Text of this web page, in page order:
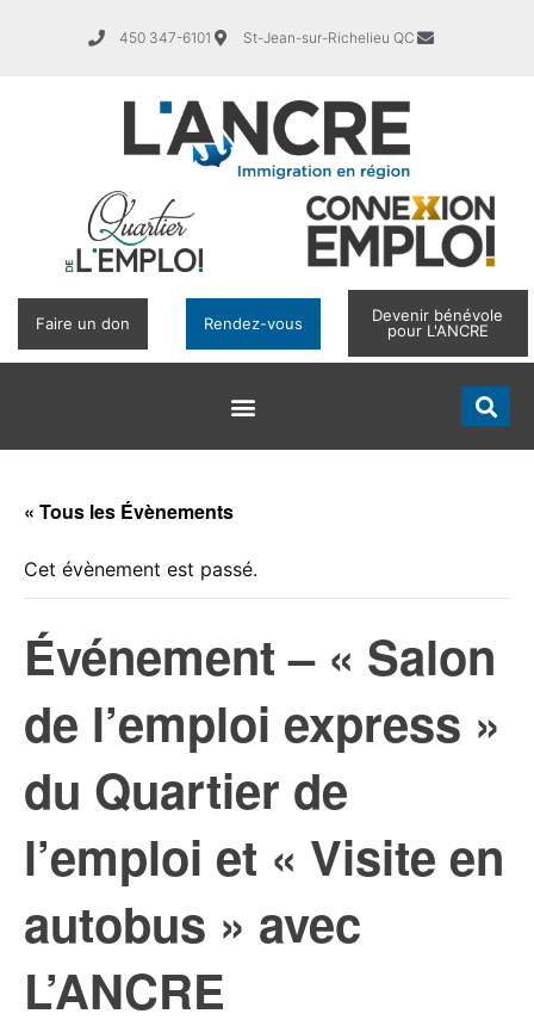
450 347-6101 St-Jean-sur-Richelieu QC
Faire un don Rendez-vous
Devenir bénévole
pour L'ANCRE
« Tous les Évènements
Cet évènement est passé.
Événement – « Salon
de l’emploi express »
du Quartier de
l’emploi et « Visite en
autobus » avec
L’ANCRE